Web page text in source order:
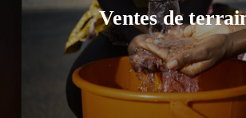
Ventes de